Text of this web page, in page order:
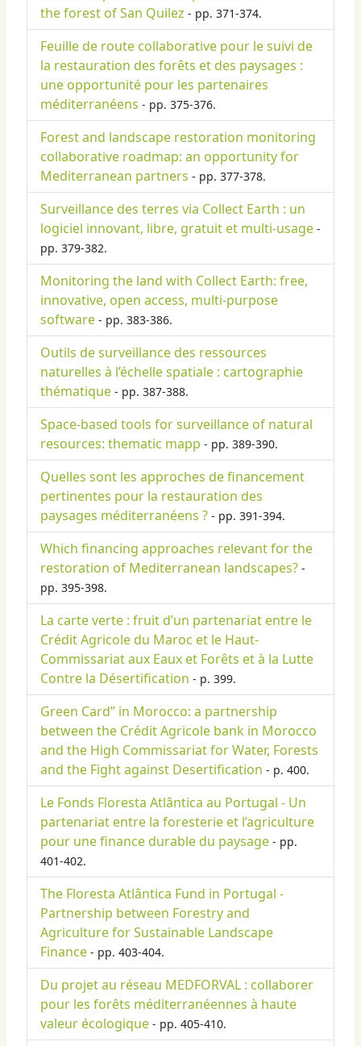
the forest of San Quilez - pp. 371-374.
Feuille de route collaborative pour le suivi de
la restauration des forêts et des paysages :
une opportunité pour les partenaires
méditerranéens - pp. 375-376.
Forest and landscape restoration monitoring
collaborative roadmap: an opportunity for
Mediterranean partners - pp. 377-378.
Surveillance des terres via Collect Earth : un
logiciel innovant, libre, gratuit et multi-usage -
pp. 379-382.
Monitoring the land with Collect Earth: free,
innovative, open access, multi-purpose
software - pp. 383-386.
Outils de surveillance des ressources
naturelles à l’échelle spatiale : cartographie
thématique - pp. 387-388.
Space-based tools for surveillance of natural
resources: thematic mapp - pp. 389-390.
Quelles sont les approches de financement
pertinentes pour la restauration des
paysages méditerranéens ? - pp. 391-394.
Which financing approaches relevant for the
restoration of Mediterranean landscapes? -
pp. 395-398.
La carte verte : fruit d’un partenariat entre le
Crédit Agricole du Maroc et le Haut-
Commissariat aux Eaux et Forêts et à la Lutte
Contre la Désertification - p. 399.
Green Card” in Morocco: a partnership
between the Crédit Agricole bank in Morocco
and the High Commissariat for Water, Forests
and the Fight against Desertification - p. 400.
Le Fonds Floresta Atlântica au Portugal - Un
partenariat entre la foresterie et l’agriculture
pour une finance durable du paysage - pp.
401-402.
The Floresta Atlântica Fund in Portugal -
Partnership between Forestry and
Agriculture for Sustainable Landscape
Finance - pp. 403-404.
Du projet au réseau MEDFORVAL : collaborer
pour les forêts méditerranéennes à haute
valeur écologique - pp. 405-410.